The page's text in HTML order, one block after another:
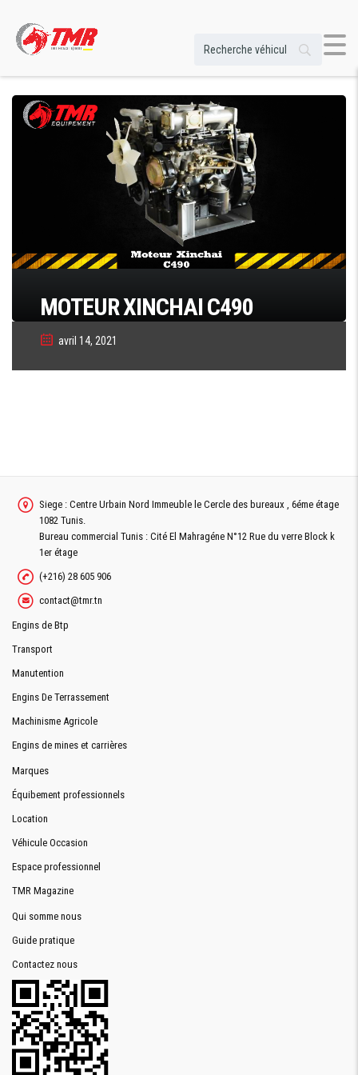
MOTEUR XINCHAI C490
avril 14, 2021
Siege : Centre Urbain Nord Immeuble le Cercle des bureaux , 6éme étage
1082 Tunis.
Bureau commercial Tunis : Cité El Mahragéne N°12 Rue du verre Block k
1er étage
(+216) 28 605 906
contact@tmr.tn
Engins de Btp
Transport
Manutention
Engins De Terrassement
Machinisme Agricole
Engins de mines et carrières
Marques
Équibement professionnels
Location
Véhicule Occasion
Espace professionnel
TMR Magazine
Qui somme nous
Guide pratique
Contactez nous